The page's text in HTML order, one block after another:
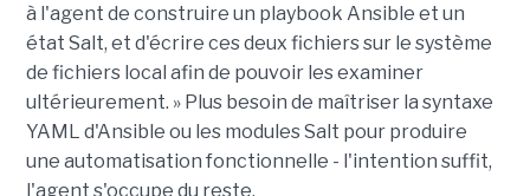
à l'agent de construire un playbook Ansible et un
état Salt, et d'écrire ces deux fichiers sur le système
de fichiers local afin de pouvoir les examiner
ultérieurement. » Plus besoin de maîtriser la syntaxe
YAML d'Ansible ou les modules Salt pour produire
une automatisation fonctionnelle - l'intention suffit,
l'agent s'occupe du reste.